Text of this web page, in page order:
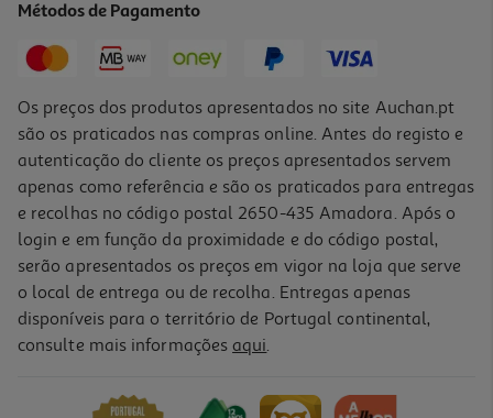
4.7
Teclado Sem Fio Hp 350
Métodos de Pagamento
Os preços dos produtos apresentados no site Auchan.pt
são os praticados nas compras online. Antes do registo e
autenticação do cliente os preços apresentados servem
apenas como referência e são os praticados para entregas
e recolhas no código postal 2650-435 Amadora. Após o
login e em função da proximidade e do código postal,
serão apresentados os preços em vigor na loja que serve
o local de entrega ou de recolha. Entregas apenas
disponíveis para o território de Portugal continental,
consulte mais informações aqui.